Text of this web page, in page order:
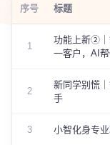
序号 标题
1
功能上新②｜
一客户，AI
2
新同学别慌
手
3 小智化身专